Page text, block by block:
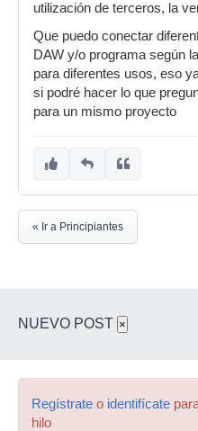
utilización de terceros, la
Que puedo conectar
DAW y/o programa según
para diferentes usos, eso
si podré hacer lo que
para un mismo proyecto
« Ir a Principiantes
NUEVO POST ×
Regístrate o identifícate
hilo